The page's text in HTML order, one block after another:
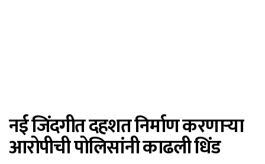
नई जिंदगीत दहशत निर्माण करणाऱ्या
आरोपीची पोलिसांनी काढली धिंड